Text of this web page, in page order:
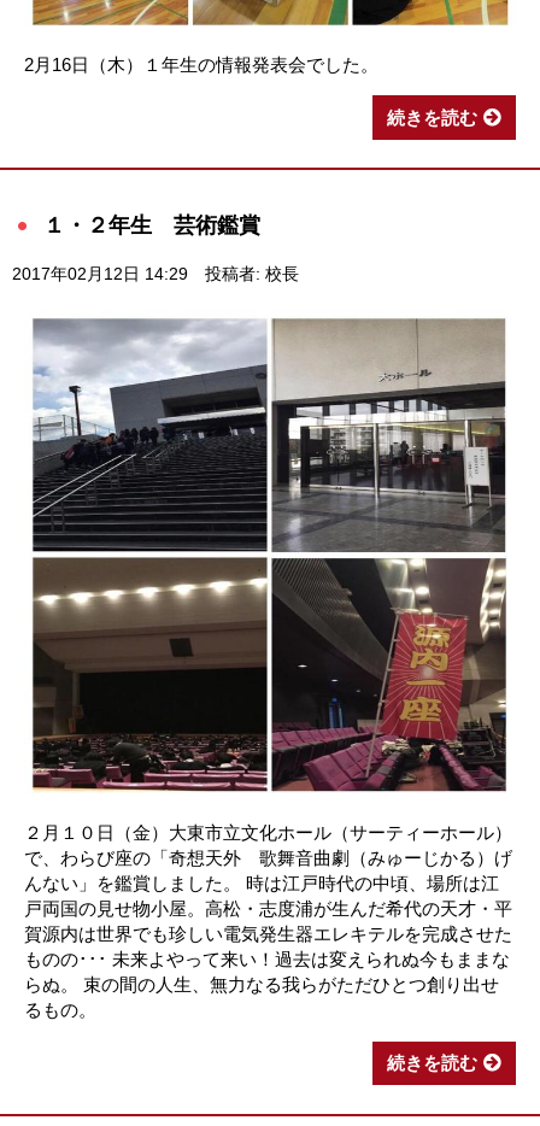
2月16日（木）１年生の情報発表会でした。
続きを読む
１・２年生 芸術鑑賞
2017年02月12日 14:29 投稿者: 校長
２月１０日（金）大東市立文化ホール（サーティーホール）
で、わらび座の「奇想天外 歌舞音曲劇（みゅーじかる）げ
んない」を鑑賞しました。 時は江戸時代の中頃、場所は江
戸両国の見せ物小屋。高松・志度浦が生んだ希代の天才・平
賀源内は世界でも珍しい電気発生器エレキテルを完成させた
ものの･･･ 未来よやって来い！過去は変えられぬ今もままな
らぬ。 束の間の人生、無力なる我らがただひとつ創り出せ
るもの。
続きを読む